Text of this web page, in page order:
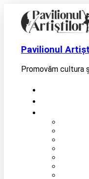
Pavilionul
Promovăm cultura